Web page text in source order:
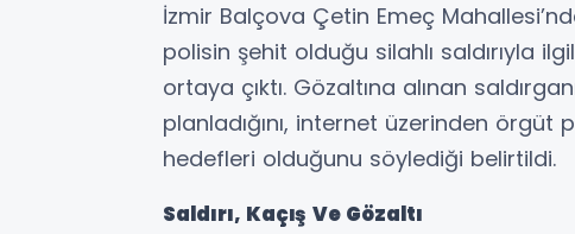
İzmir Balçova Çetin Emeç
polisin şehit olduğu silahlı saldırıyla
ortaya çıktı. Gözaltına alınan
planladığını, internet üzerinden örgüt
hedefleri olduğunu söylediği belirtildi.
Saldırı, Kaçış Ve Gözaltı